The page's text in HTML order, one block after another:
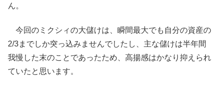
ん。
今回のミクシィの大儲けは、瞬間最大でも自分の資産の
2/3までしか突っ込みませんでしたし、主な儲けは半年間
我慢した末のことであったため、高揚感はかなり抑えられ
ていたと思います。